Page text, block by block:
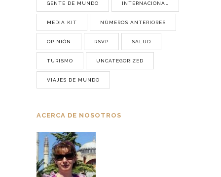
GENTE DE MUNDO INTERNACIONAL
MEDIA KIT NÚMEROS ANTERIORES
OPINIÓN RSVP SALUD
TURISMO UNCATEGORIZED
VIAJES DE MUNDO
ACERCA DE NOSOTROS